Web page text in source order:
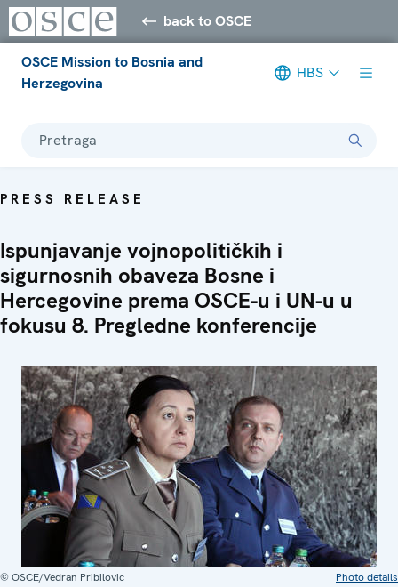
back to OSCE
OSCE Mission to Bosnia and
Herzegovina
HBS
Pretraga
PRESS RELEASE
Ispunjavanje vojnopolitičkih i
sigurnosnih obaveza Bosne i
Hercegovine prema OSCE-u i UN-u u
fokusu 8. Pregledne konferencije
© OSCE/Vedran Pribilovic Photo details